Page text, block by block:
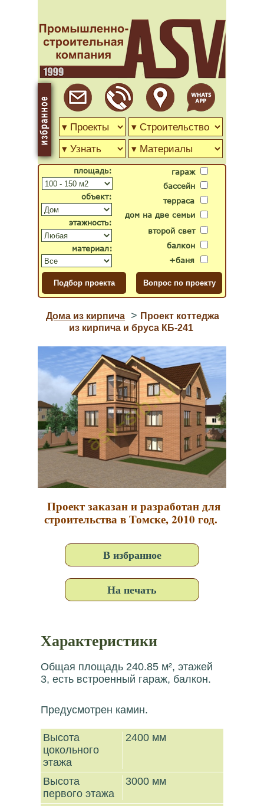
гараж
бассейн
второй свет
дом на две семьи
терраса
балкон
+баня
объект:
материал:
площадь:
этажность:
Дома из кирпича > Проект коттеджа
из кирпича и бруса КБ-241
Проект заказан и разработан для
строительства в Томске, 2010 год.
В избранное
На печать
Характеристики
Общая площадь 240.85 м², этажей
3, есть встроенный гараж, балкон.
Предусмотрен камин.
Высота
цокольного
этажа
2400 мм
Высота
первого этажа
3000 мм